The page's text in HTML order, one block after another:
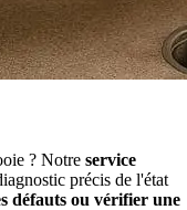
? Notre service
précis de l'état
défauts ou vérifier une